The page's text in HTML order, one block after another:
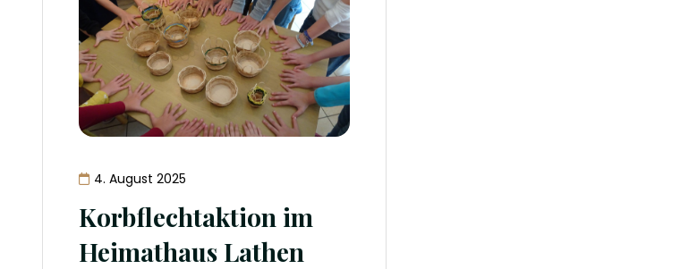
4. August 2025
Korbflechtaktion im
Heimathaus Lathen